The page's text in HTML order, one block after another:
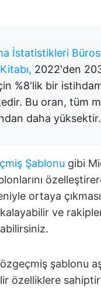
İstatistikleri
2022'den
%8'lik bir
Bu oran, tüm
daha yüksektir.
Şablonu gibi
ortaya
ve
şablonu
özelliklere